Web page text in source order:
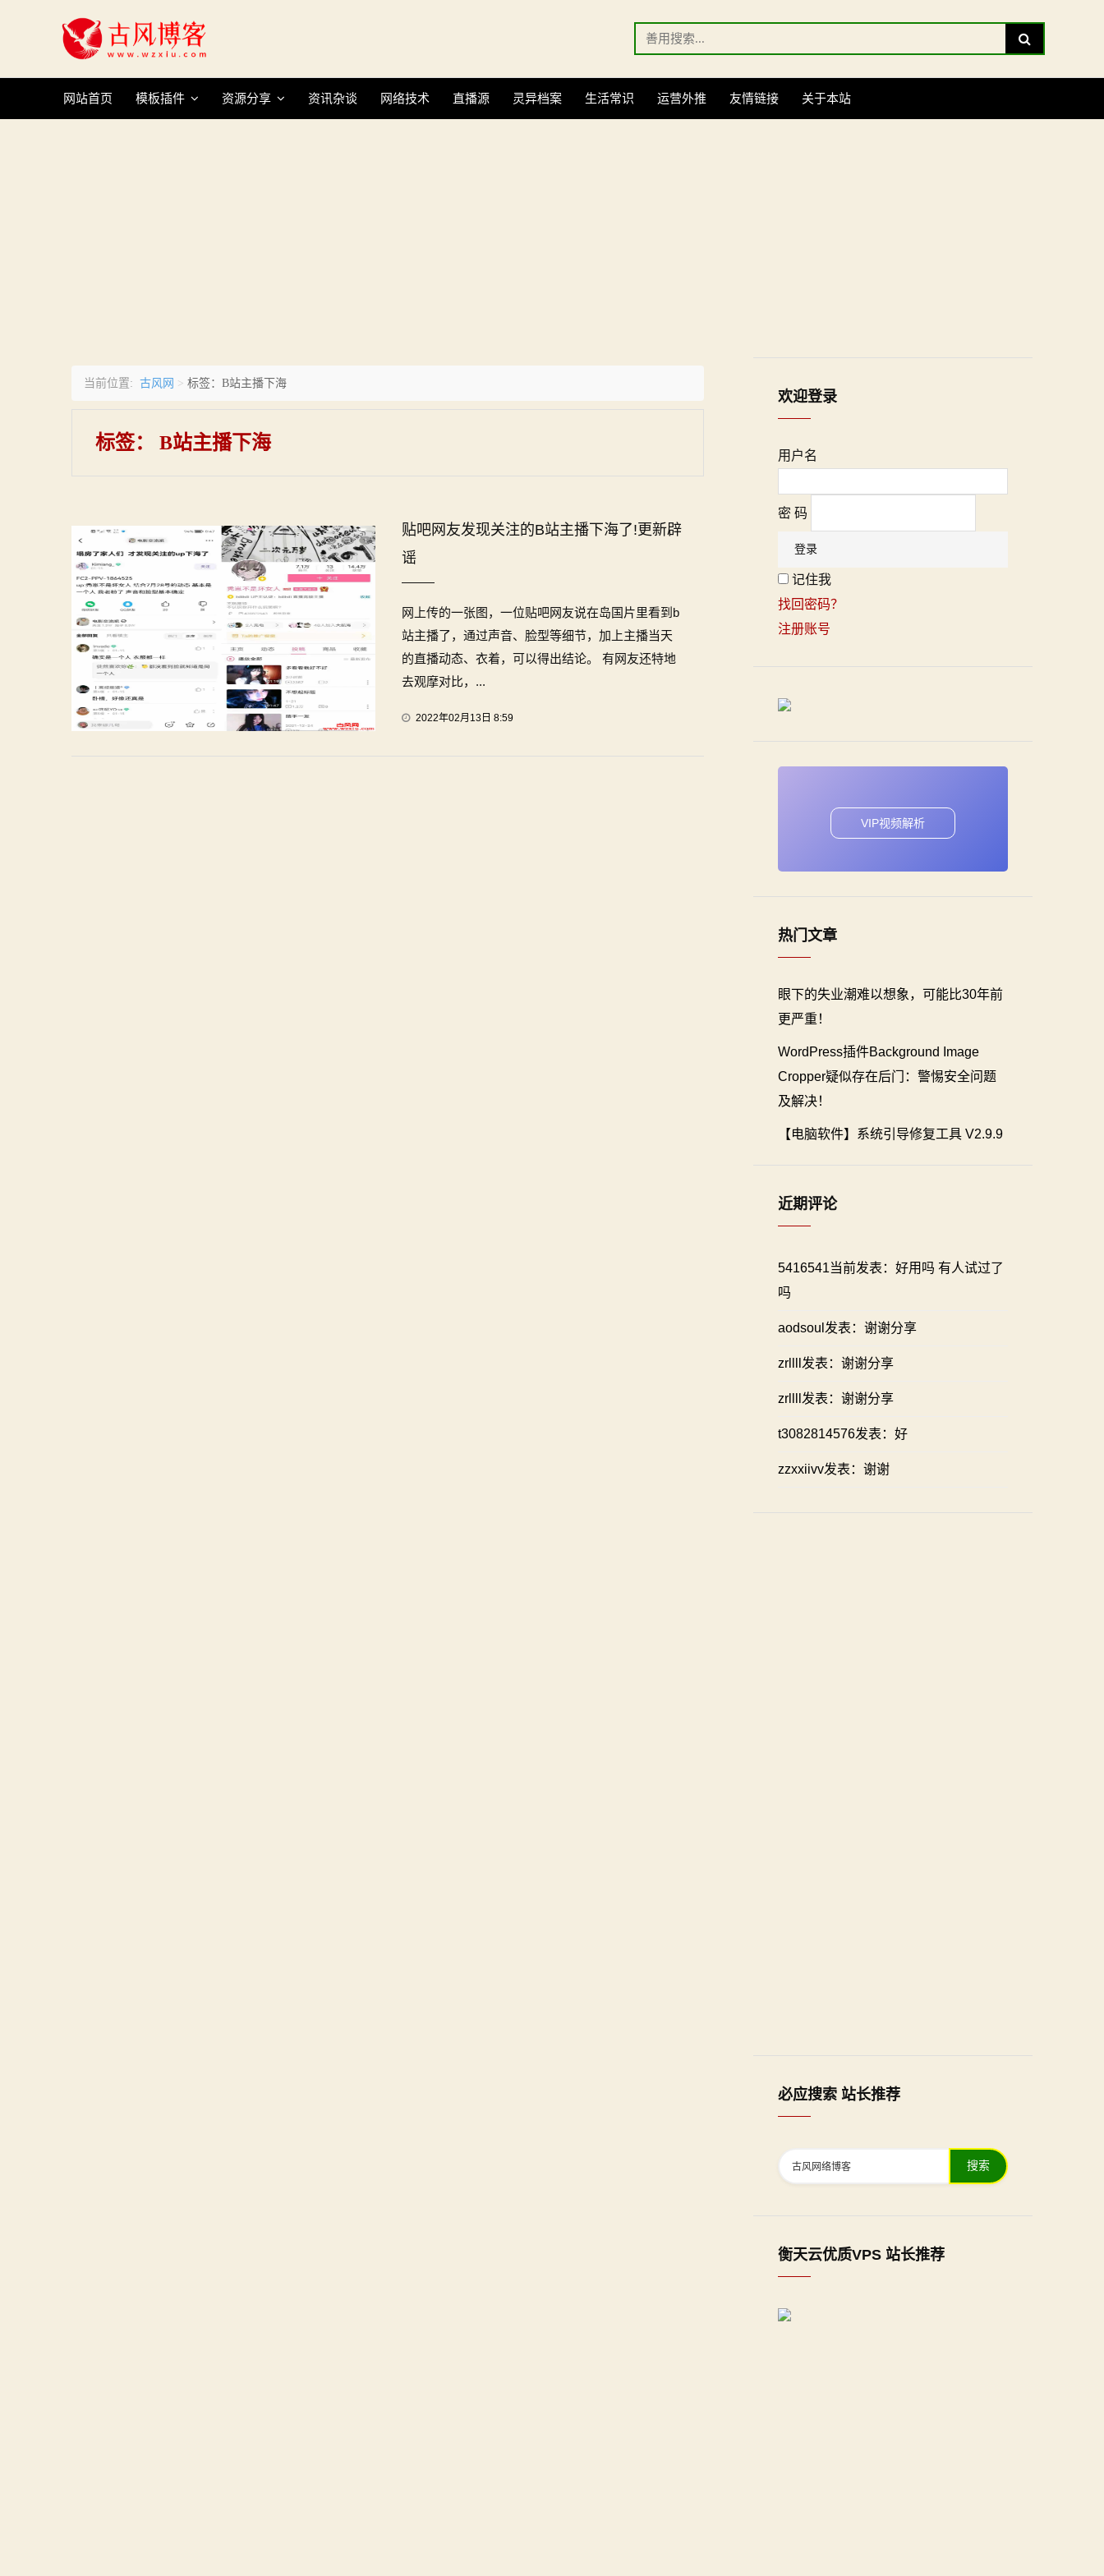
Search
for:
Search
网站首页 模板插件 资源分享 资讯杂谈 网络技术 直播源 灵异档案 生活常识 运营外推 友情链接 关于本站
当前位置: 古风网 > 标签：B站主播下海
标签： B站主播下海
贴吧网友发现关注的B站主播下海了!更新辟
谣
网上传的一张图，一位贴吧网友说在岛国片里看到b
站主播了，通过声音、脸型等细节，加上主播当天
的直播动态、衣着，可以得出结论。 有网友还特地
去观摩对比，...
2022年02月13日 8:59
欢迎登录
用户名
密 码
记住我
找回密码？
注册账号
VIP视频解析
热门文章
眼下的失业潮难以想象，可能比30年前
更严重！
WordPress插件Background Image
Cropper疑似存在后门：警惕安全问题
及解决！
【电脑软件】系统引导修复工具 V2.9.9
近期评论
5416541当前发表：好用吗 有人试过了
吗
aodsoul发表：谢谢分享
zrllll发表：谢谢分享
zrllll发表：谢谢分享
t3082814576发表：好
zzxxiivv发表：谢谢
必应搜索 站长推荐
搜索
衡天云优质VPS 站长推荐